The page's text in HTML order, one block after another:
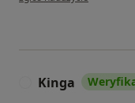
Kinga